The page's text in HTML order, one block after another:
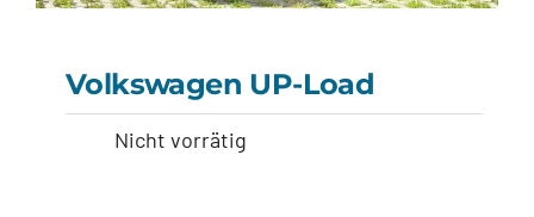
Volkswagen UP-Load
Nicht vorrätig